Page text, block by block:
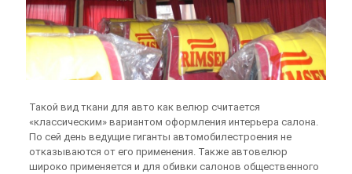
Такой вид ткани для авто как велюр считается
«классическим» вариантом оформления интерьера салона.
По сей день ведущие гиганты автомобилестроения не
отказываются от его применения. Также автовелюр
широко применяется и для обивки салонов общественного